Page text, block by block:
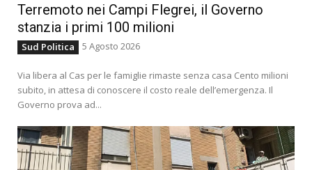
Terremoto nei Campi Flegrei, il Governo
stanzia i primi 100 milioni
Sud Politica 5 Agosto 2026
Via libera al Cas per le famiglie rimaste senza casa Cento milioni
subito, in attesa di conoscere il costo reale dell’emergenza. Il
Governo prova ad...